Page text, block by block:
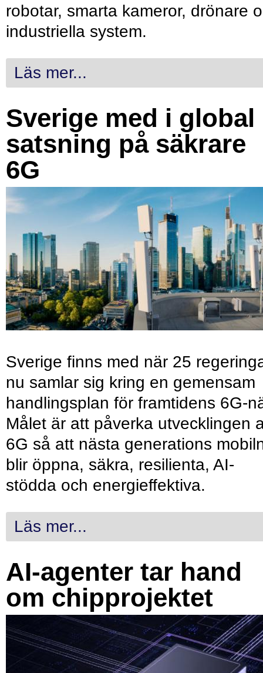
robotar, smarta kameror, drönare
industriella system.
Läs mer...
Sverige med i global
satsning på säkrare
6G
Sverige finns med när 25
nu samlar sig kring en gemensam
handlingsplan för framtidens 6G-
Målet är att påverka utvecklingen
6G så att nästa generations
blir öppna, säkra, resilienta, AI-
stödda och energieffektiva.
Läs mer...
AI-agenter tar hand
om chipprojektet